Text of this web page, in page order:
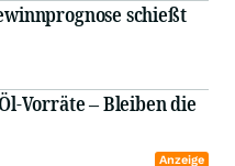
schießt
Vorräte – Bleiben die
Anzeige